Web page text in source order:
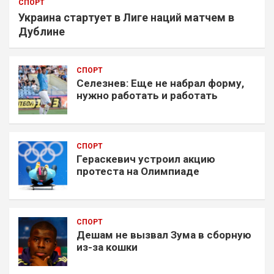
СПОРТ
Украина стартует в Лиге наций матчем в
Дублине
СПОРТ
Селезнев: Еще не набрал форму,
нужно работать и работать
СПОРТ
Гераскевич устроил акцию
протеста на Олимпиаде
СПОРТ
Дешам не вызвал Зума в сборную
из-за кошки